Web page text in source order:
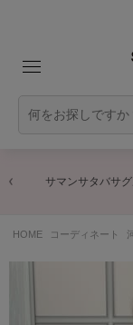
サマンサタバサ
HOME コーディネート